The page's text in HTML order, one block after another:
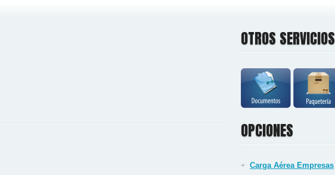
OTROS SERVICIOS
OPCIONES
Carga Aérea Empresas